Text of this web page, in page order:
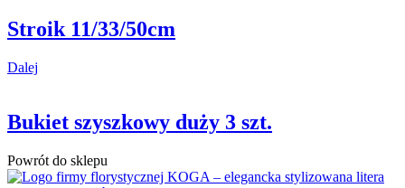
Stroik 11/33/50cm
Dalej
Bukiet szyszkowy duży 3 szt.
Powrót do sklepu